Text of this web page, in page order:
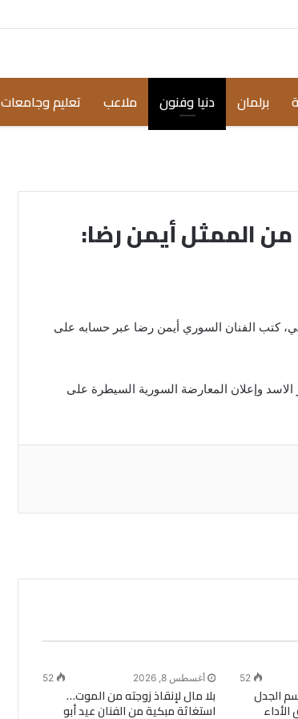
برلمان دنيا وفنون ملاعب تعليم وجامعات
الممثل أيمن رضا:
كتب الفنان السوري أيمن رضا عبر حسابه على
وإعلان المعارضة السورية السيطرة على
52
الجدل
أغسطس 8, 2026 52
بلا مال لإنقاذ زوجته من الموت…
استغاثة مبكية من الفنان عيد أبو